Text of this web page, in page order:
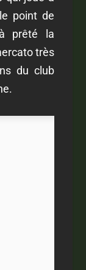
point de
prêté la
très
du club